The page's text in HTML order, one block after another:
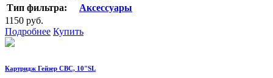
Тип фильтра:
Аксессуары
1150 руб.
Подробнее Купить
Картридж Гейзер СВС, 10"SL